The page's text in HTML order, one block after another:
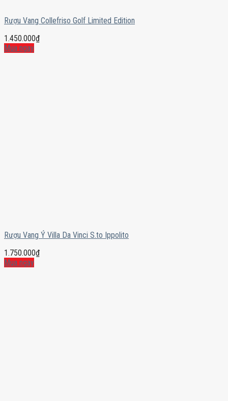
Rượu Vang Collefriso Golf Limited Edition
1.450.000₫
Mua ngay
Rượu Vang Ý Villa Da Vinci S.to Ippolito
1.750.000₫
Mua ngay